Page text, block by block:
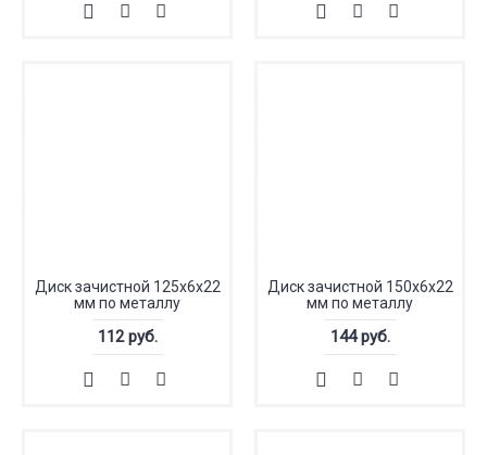
Диск зачистной 125х6х22
мм по металлу
112 руб.
Диск зачистной 150х6х22
мм по металлу
144 руб.